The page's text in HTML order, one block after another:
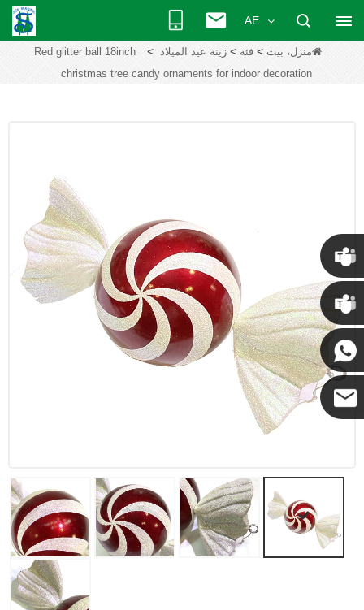
AE
منزل، بيت > فئة > زينة عيد الميلاد >
Red glitter ball 18inch
christmas tree candy ornaments for indoor decoration
كريس
كيني